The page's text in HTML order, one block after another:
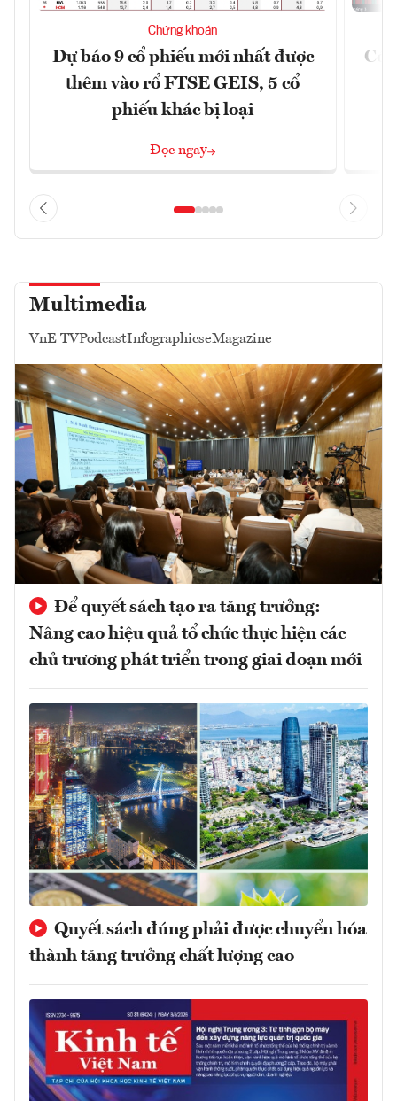
Chứng khoán
Dự báo 9 cổ phiếu mới nhất được
thêm vào rổ FTSE GEIS, 5 cổ
phiếu khác bị loại
Đọc ngay
Có
Multimedia
VnE TVPodcastInfographicseMagazine
Để quyết sách tạo ra tăng trưởng:
Nâng cao hiệu quả tổ chức thực hiện các
chủ trương phát triển trong giai đoạn mới
Quyết sách đúng phải được chuyển hóa
thành tăng trưởng chất lượng cao